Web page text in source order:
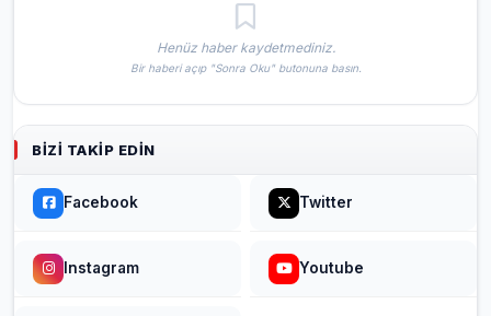
Henüz haber kaydetmediniz.
Bir haberi açıp "Sonra Oku" butonuna basın.
BIZI TAKIP EDIN
Facebook Twitter
Instagram Youtube